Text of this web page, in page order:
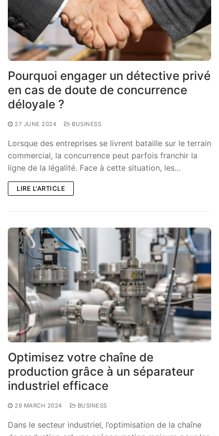
Pourquoi engager un détective privé
en cas de doute de concurrence
déloyale ?
27 JUNE 2024 BUSINESS
Lorsque des entreprises se livrent bataille sur le terrain
commercial, la concurrence peut parfois franchir la
ligne de la légalité. Face à cette situation, les…
LIRE L'ARTICLE
Optimisez votre chaîne de
production grâce à un séparateur
industriel efficace
29 MARCH 2024 BUSINESS
Dans le secteur industriel, l’optimisation de la chaîne